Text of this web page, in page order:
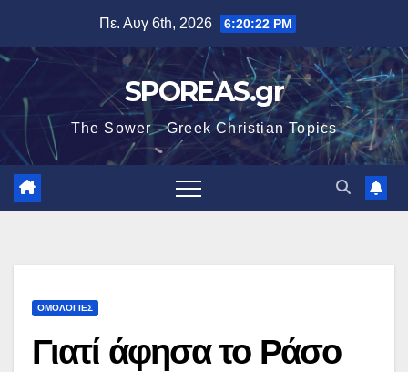
περιεχόμενο
Πε. Αυγ 6th, 2026 6:20:23 PM
SPOREAS.gr
The Sower - Greek Christian Topics
ΟΜΟΛΟΓΙΕΣ
Γιατί άφησα το Ράσο